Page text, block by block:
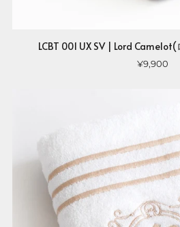
LCBT 001 UX SV | Lord
¥9,900